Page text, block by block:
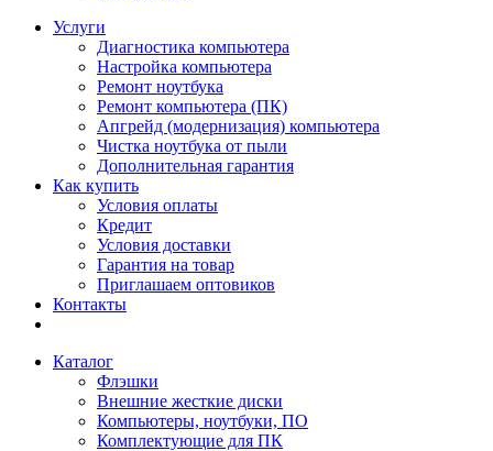
Услуги
Диагностика компьютера
Настройка компьютера
Ремонт ноутбука
Ремонт компьютера (ПК)
Апгрейд (модернизация) компьютера
Чистка ноутбука от пыли
Дополнительная гарантия
Как купить
Условия оплаты
Кредит
Условия доставки
Гарантия на товар
Приглашаем оптовиков
Контакты
Каталог
Флэшки
Внешние жесткие диски
Компьютеры, ноутбуки, ПО
Комплектующие для ПК